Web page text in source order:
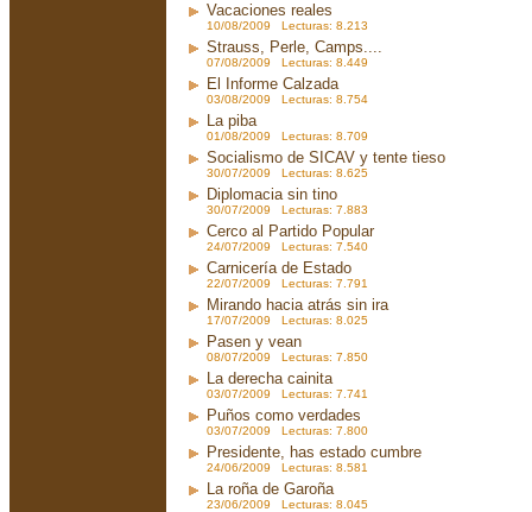
Vacaciones reales
10/08/2009 Lecturas: 8.213
Strauss, Perle, Camps....
07/08/2009 Lecturas: 8.449
El Informe Calzada
03/08/2009 Lecturas: 8.754
La piba
01/08/2009 Lecturas: 8.709
Socialismo de SICAV y tente tieso
30/07/2009 Lecturas: 8.625
Diplomacia sin tino
30/07/2009 Lecturas: 7.883
Cerco al Partido Popular
24/07/2009 Lecturas: 7.540
Carnicería de Estado
22/07/2009 Lecturas: 7.791
Mirando hacia atrás sin ira
17/07/2009 Lecturas: 8.025
Pasen y vean
08/07/2009 Lecturas: 7.850
La derecha cainita
03/07/2009 Lecturas: 7.741
Puños como verdades
03/07/2009 Lecturas: 7.800
Presidente, has estado cumbre
24/06/2009 Lecturas: 8.581
La roña de Garoña
23/06/2009 Lecturas: 8.045